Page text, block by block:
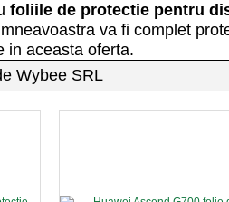
foliile de protectie pentru
va fi complet
in aceasta oferta.
Wybee SRL